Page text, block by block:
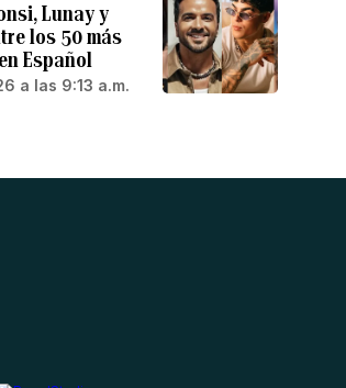
Lunay y
los 50 más
Español
a las 9:13 a.m.